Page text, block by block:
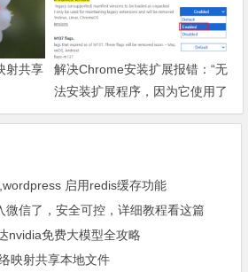
射共享
解决Chrome安装扩展报错：“无
法安装扩展程序，因为它使用了
不受支持的清单版本“
启用redis缓存功能
微信了，安全可控，详细教程看这篇
nvidia免费大模型全攻略
映射共享本地文件